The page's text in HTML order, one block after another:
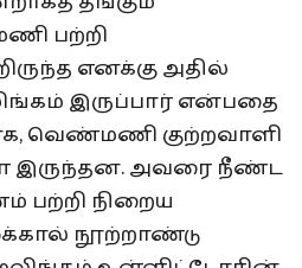
பற்றி
எனக்கு அதில்
இருப்பார் என்பதை
வெண்மணி குற்றவாளி
இருந்தன. அவரை நீண்ட
பற்றி நிறைய
நூற்றாண்டு